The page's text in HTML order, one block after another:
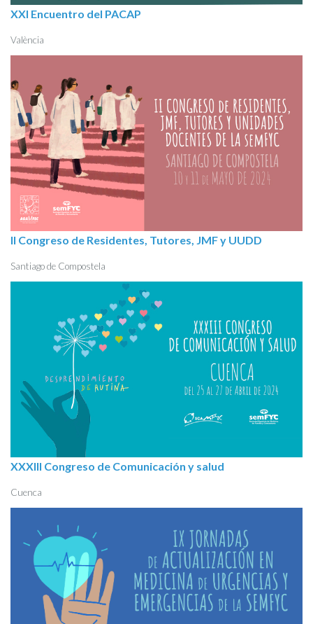
XXI Encuentro del PACAP
València
II Congreso de Residentes, Tutores, JMF y UUDD
Santiago de Compostela
XXXIII Congreso de Comunicación y salud
Cuenca